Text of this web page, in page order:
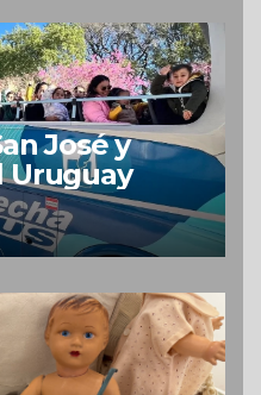
José y
Uruguay